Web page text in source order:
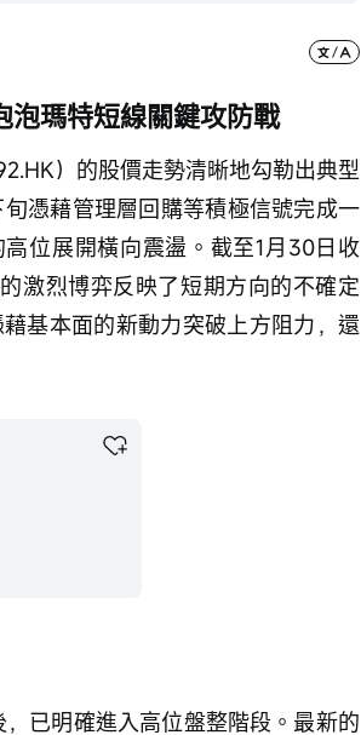
泡瑪特短線關鍵攻防戰
）的股價走勢清晰地勾勒出典型
憑藉管理層回購等積極信號完成一
位展開橫向震盪。截至1月30日收
激烈博弈反映了短期方向的不確定
基本面的新動力突破上方阻力，還